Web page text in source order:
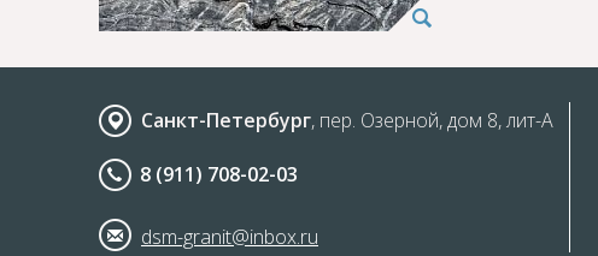
Санкт-Петербург, пер. Озерной, дом 8, лит-А
8 (911) 708-02-03
dsm-granit@inbox.ru